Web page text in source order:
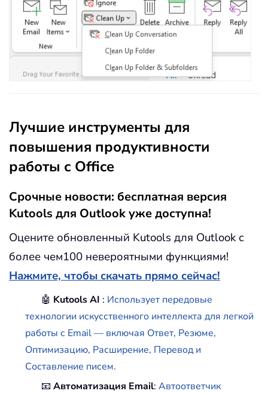
Лучшие инструменты для
повышения продуктивности
работы с Office
Срочные новости: бесплатная версия
Kutools для Outlook уже доступна!
Оцените обновленный Kutools для Outlook с
более чем100 невероятными функциями!
Нажмите, чтобы скачать прямо сейчас!
🤖 Kutools AI : Использует передовые
технологии искусственного интеллекта для легкой
работы с Email — включая Ответ, Резюме,
Оптимизацию, Расширение, Перевод и
Составление писем.
📧Автоматизация Email:Автоответчик